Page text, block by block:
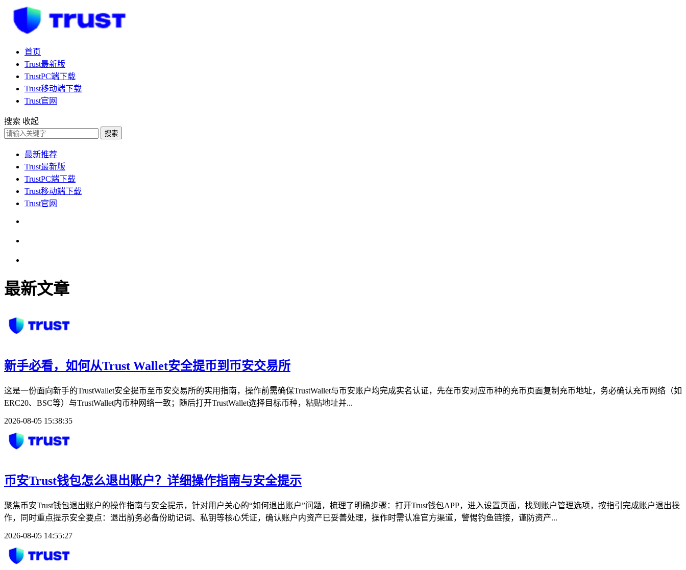
首页
Trust最新版
TrustPC端下载
Trust移动端下载
Trust官网
搜索 收起
搜索
最新推荐
Trust最新版
TrustPC端下载
Trust移动端下载
Trust官网
最新文章
新手必看，如何从Trust Wallet安全提币到币安交易所
这是一份面向新手的TrustWallet安全提币至币安交易所的实用指南，操作前需确保TrustWallet与币安账户均完成实名认证，先在币安对应币种的充币页面复制充币地址，务必确认充币网络（如
ERC20、BSC等）与TrustWallet内币种网络一致；随后打开TrustWallet选择目标币种，粘贴地址并...
2026-08-05 15:38:35
币安Trust钱包怎么退出账户？详细操作指南与安全提示
聚焦币安Trust钱包退出账户的操作指南与安全提示，针对用户关心的“如何退出账户”问题，梳理了明确步骤：打开Trust钱包APP，进入设置页面，找到账户管理选项，按指引完成账户退出操
作，同时重点提示安全要点：退出前务必备份助记词、私钥等核心凭证，确认账户内资产已妥善处理，操作时需认准官方渠道，警惕钓鱼链接，谨防资产...
2026-08-05 14:55:27